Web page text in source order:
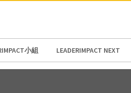
小組 LEADERIMPACT NEXT